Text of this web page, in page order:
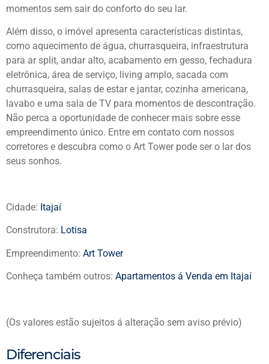
momentos sem sair do conforto do seu lar.
Além disso, o imóvel apresenta características distintas,
como aquecimento de água, churrasqueira, infraestrutura
para ar split, andar alto, acabamento em gesso, fechadura
eletrônica, área de serviço, living amplo, sacada com
churrasqueira, salas de estar e jantar, cozinha americana,
lavabo e uma sala de TV para momentos de descontração.
Não perca a oportunidade de conhecer mais sobre esse
empreendimento único. Entre em contato com nossos
corretores e descubra como o Art Tower pode ser o lar dos
seus sonhos.
Cidade: Itajaí
Construtora: Lotisa
Empreendimento: Art Tower
Conheça também outros: Apartamentos á Venda em Itajaí
(Os valores estão sujeitos á alteração sem aviso prévio)
Diferenciais